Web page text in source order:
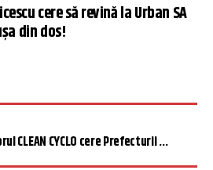
cere să revină la Urban SA
din dos!
CLEAN CYCLO cere Prefecturii ...